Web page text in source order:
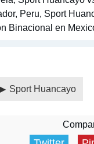
Peru, Sport
Binacional en
Sport Huancayo